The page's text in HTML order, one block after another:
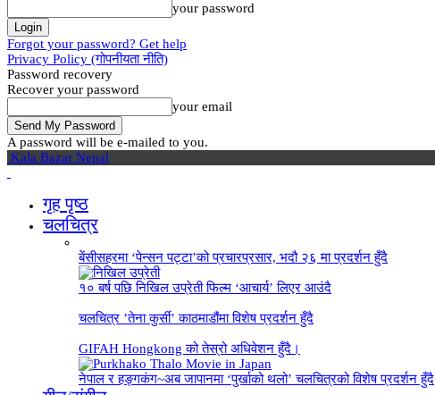
your password
Forgot your password? Get help
Privacy Policy (गोपनीयता नीति)
Password recovery
Recover your password
your email
A password will be e-mailed to you.
Kala Bazar Nepal
गृह पृष्‍ठ
चलचित्र
बेंसीसहरमा ‘पेन्सन पट्टा’को प्रचारप्रसार, भदौ २६ मा प्रदर्शन हुँदै
१० बर्ष पछि निखिल उप्रेती फिल्म ‘आचार्य’ लिएर आउंदै
चलचित्र ’तेना कुर्सी’ काठमाडौंमा विशेष प्रदर्शन हुँदै
GIFAH Hongkong को तेस्रो अधिवेशन हुँदै।
नेपाल र हङ्गकंग~अब जापानमा ‘पुर्खाको थलो’ चलचित्रको विशेष प्रदर्शन हुँदै